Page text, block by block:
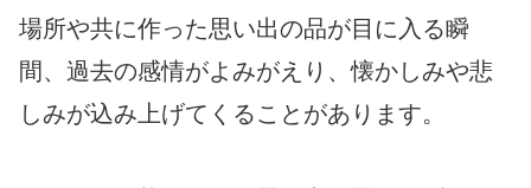
場所や共に作った思い出の品が目に入る瞬
間、過去の感情がよみがえり、懐かしみや悲
しみが込み上げてくることがあります。